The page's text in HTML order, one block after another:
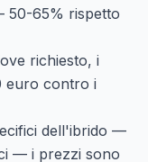
50-65% rispetto
richiesto, i
euro contro i
dell'ibrido —
— i prezzi sono